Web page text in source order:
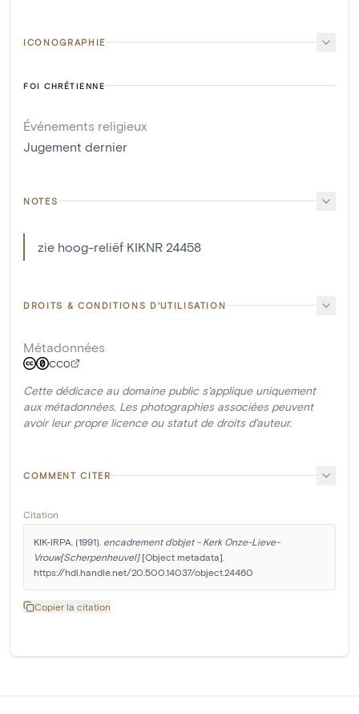
ICONOGRAPHIE
FOI CHRÉTIENNE
Événements religieux
Jugement dernier
NOTES
zie hoog-reliëf KIKNR 24458
DROITS & CONDITIONS D'UTILISATION
Métadonnées
CC0
Cette dédicace au domaine public s'applique uniquement
aux métadonnées. Les photographies associées peuvent
avoir leur propre licence ou statut de droits d'auteur.
COMMENT CITER
Citation
KIK-IRPA. (1991). encadrement d'objet - Kerk Onze-Lieve-
Vrouw[Scherpenheuvel] [Object metadata].
https://hdl.handle.net/20.500.14037/object.24460
Copier la citation